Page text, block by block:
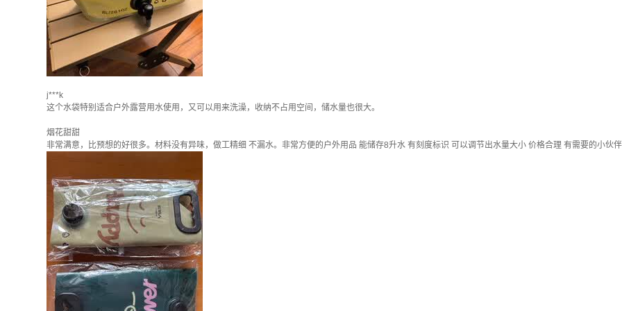
j***k
这个水袋特别适合户外露营用水使用，又可以用来洗澡，收纳不占用空间，储水量也很大。
烟花甜甜
非常满意，比预想的好很多。材料没有异味，做工精细 不漏水。非常方便的户外用品 能储存8升水 有刻度标识 可以调节出水量大小 价格合理 有需要的小伙